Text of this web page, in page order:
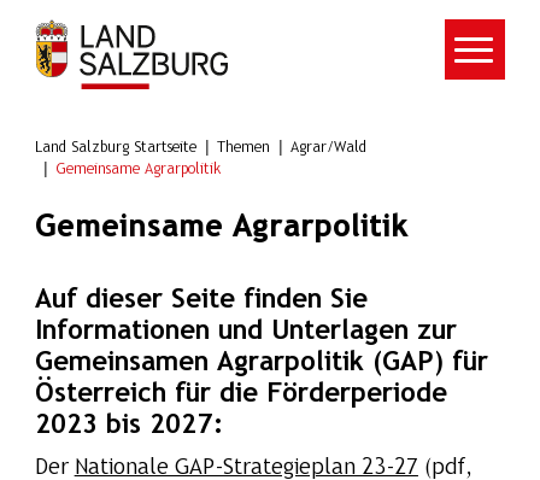
Zum Hauptinhalt springen
Land Salzburg Startseite Themen
Agrar/Wald
Gemeinsame Agrarpolitik
Gemeinsame Agrarpolitik
Auf dieser Seite finden Sie
Informationen und Unterlagen zur
Gemeinsamen Agrarpolitik (GAP) für
Österreich für die Förderperiode
2023 bis 2027:
Der Nationale GAP-Strategieplan 23-27 (pdf,